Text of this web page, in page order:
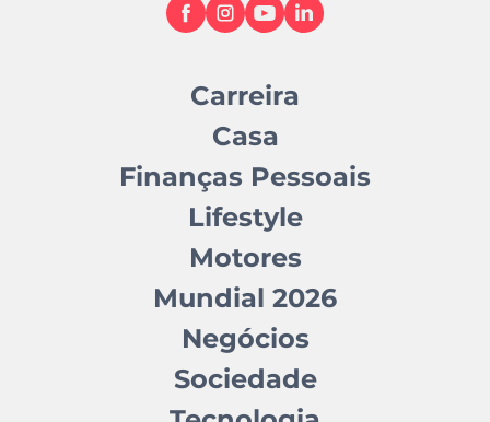
Carreira
Casa
Finanças Pessoais
Lifestyle
Motores
Mundial 2026
Negócios
Sociedade